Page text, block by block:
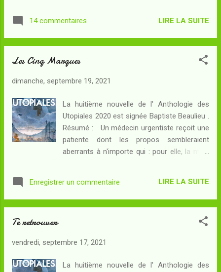
Dwight et de l'engin d'origine inconnue - et le
la minisérie . Le spectacle fut préparé par un
buzz orchestré avec un soin maniaque et
que des bienheureux conviés à des avant-
: je suis très peu réceptif aux engouements
j'aurais été au mieux très méfiant voire
même tout à fait réticent. On parlait
toutefois de Dune , et j'attendais cet
événement non pas depuis 2016 mais depuis
bien plus longtemps - 1996 en fait, avec ma
parler de Dune comme il va me falloir le faire
14 commentaires LIRE LA SUITE
Les Cinq Marques
dimanche, septembre 19, 2021
La huitième nouvelle de l' Anthologie des
Utopiales 2020 est signée Baptiste Beaulieu .
Résumé : Un médecin urgentiste reçoit une
patiente dont les propos sembleraient
aberrants à n'importe qui : pour elle, la mort
mieux escamoter les personnes réputées
mortes ! Mais le médecin est dépressif, et
l'impressionner... La pensée complotiste est
sens ont accès est contrefaite, il existe une
et les contrefacteurs ont des buts ignobles.
Enregistrer un commentaire LIRE LA SUITE
Te retrouver
vendredi, septembre 17, 2021
La huitième nouvelle de l' Anthologie des